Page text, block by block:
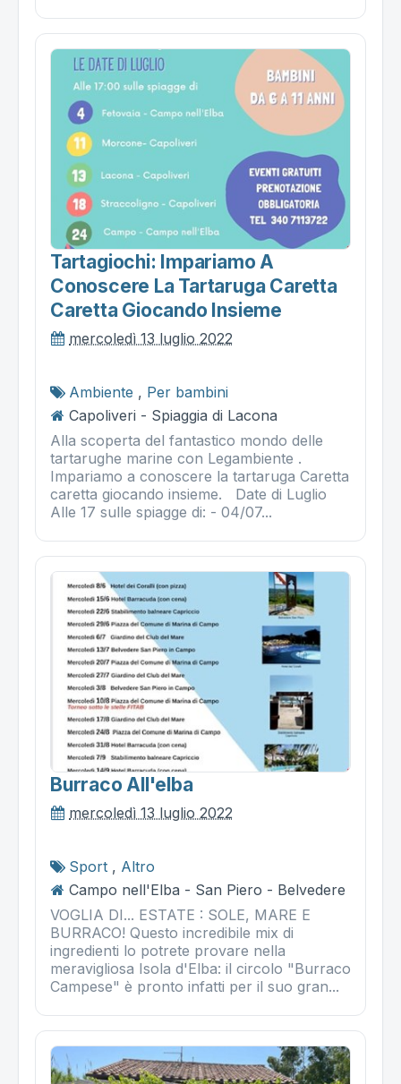
Tartagiochi: Impariamo A
Conoscere La Tartaruga Caretta
Caretta Giocando Insieme
mercoledì 13 luglio 2022
Ambiente , Per bambini
Capoliveri - Spiaggia di Lacona
Alla scoperta del fantastico mondo delle
tartarughe marine con Legambiente .
Impariamo a conoscere la tartaruga Caretta
caretta giocando insieme. Date di Luglio
Alle 17 sulle spiagge di: - 04/07...
Burraco All'elba
mercoledì 13 luglio 2022
Sport , Altro
Campo nell'Elba - San Piero - Belvedere
VOGLIA DI... ESTATE : SOLE, MARE E
BURRACO! Questo incredibile mix di
ingredienti lo potrete provare nella
meravigliosa Isola d'Elba: il circolo "Burraco
Campese" è pronto infatti per il suo gran...